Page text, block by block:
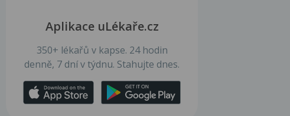
Aplikace uLékaře.cz
350+ lékařů v kapse. 24 hodin
denně, 7 dní v týdnu. Stahujte dnes.